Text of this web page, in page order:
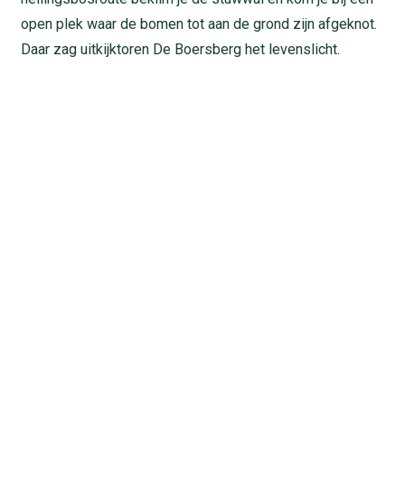
open plek waar de bomen tot aan de grond zijn afgeknot.
Daar zag uitkijktoren De Boersberg het levenslicht.